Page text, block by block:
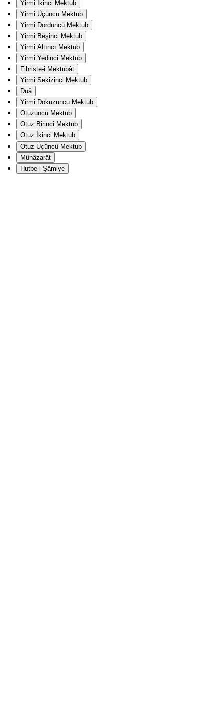
Yirmi İkinci Mektub
Yirmi Üçüncü Mektub
Yirmi Dördüncü Mektub
Yirmi Beşinci Mektub
Yirmi Altıncı Mektub
Yirmi Yedinci Mektub
Fihriste-i Mektubât
Yirmi Sekizinci Mektub
Duâ
Yirmi Dokuzuncu Mektub
Otuzuncu Mektub
Otuz Birinci Mektub
Otuz İkinci Mektub
Otuz Üçüncü Mektub
Münâzarât
Hutbe-i Şâmiye